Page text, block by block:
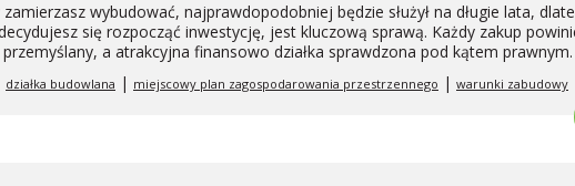
wybudować, najprawdopodobniej będzie służył na długie lata,
się rozpocząć inwestycję, jest kluczową sprawą. Każdy zakup
a atrakcyjna finansowo działka sprawdzona pod kątem prawnym.
działka budowlana | miejscowy plan zagospodarowania przestrzennego | warunki zabudowy